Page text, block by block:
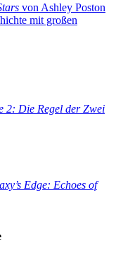
von Ashley Poston
mit großen
2: Die Regel der Zwei
Edge: Echoes of